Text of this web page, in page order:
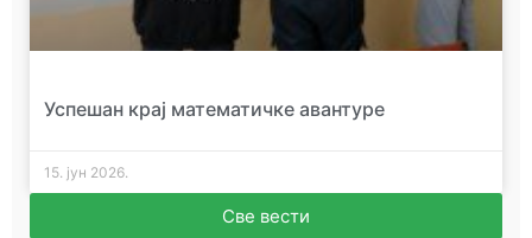
Успешан крај математичке авантуре
15. јун 2026.
Све вести